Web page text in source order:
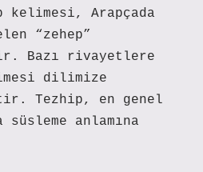
kelimesi, Arapçada
“zehep”
Bazı rivayetlere
dilimize
Tezhip, en genel
anlamına